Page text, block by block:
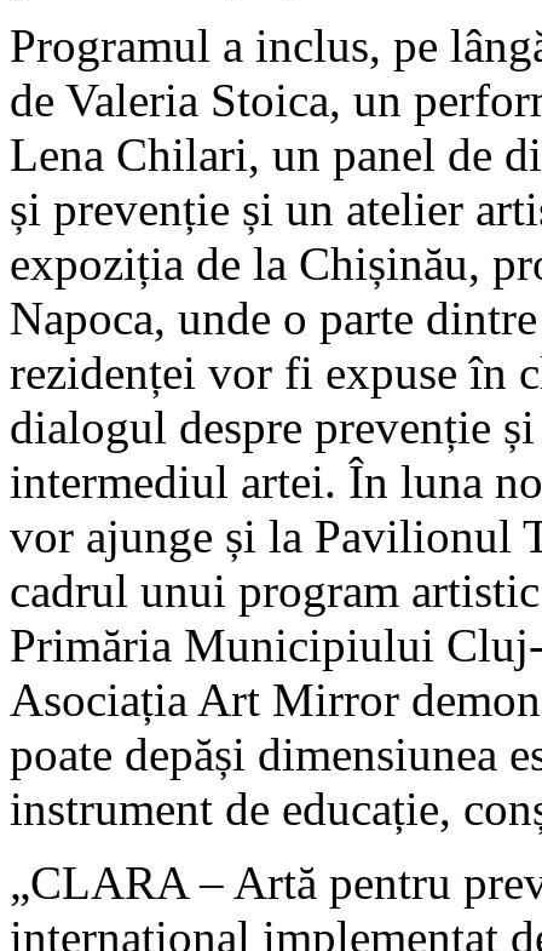
Programul a inclus, pe
de Valeria Stoica, un
Lena Chilari, un panel de
și prevenție și un atelier
expoziția de la Chișinău,
Napoca, unde o parte
rezidenței vor fi expuse în
dialogul despre prevenție
intermediul artei. În luna
vor ajunge și la Pavilionul
cadrul unui program
Primăria Municipiului
Asociația Art Mirror
poate depăși dimensiunea
instrument de educație,
„CLARA – Artă pentru
internațional implementat